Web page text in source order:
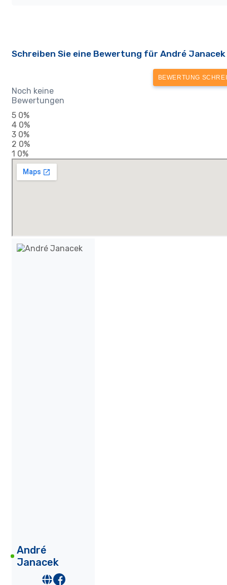
Schreiben Sie eine Bewertung für André Janacek
BEWERTUNG
Noch keine
Bewertungen
5 0%
4 0%
3 0%
2 0%
1 0%
André
Janacek